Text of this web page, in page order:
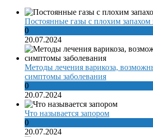
Постоянные газы с плохим
0
20.07.2024
Методы лечения варикоза,
симптомы заболевания
0
20.07.2024
Что называется запором
0
20.07.2024